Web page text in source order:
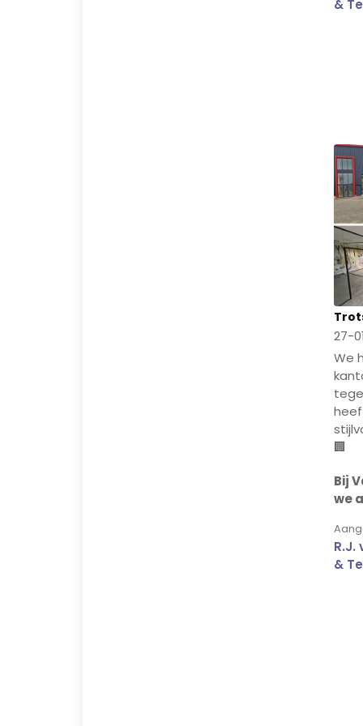
&
27-
We
🏢
Bij
we
&